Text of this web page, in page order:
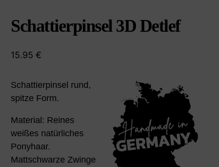
Schattierpinsel 3D Detlef
15.95€
Schattierpinsel rund,
spitze Form.
Material: Reines
weißes natürliches
Ponyhaar.
Mattschwarze Zwinge